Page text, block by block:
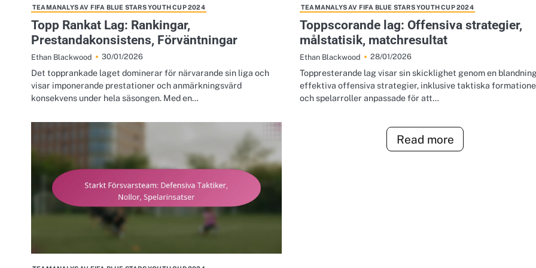
TEAMANALYS AV FIFA BLUE STARS YOUTH CUP 2024
Topp Rankat Lag: Rankingar,
Prestandakonsistens, Förväntningar
Ethan Blackwood 30/01/2026
Det topprankade laget dominerar för närvarande sin liga och
visar imponerande prestationer och anmärkningsvärd
konsekvens under hela säsongen. Med en…
TEAMANALYS AV FIFA BLUE STARS YOUTH CUP 2024
Toppscorande lag: Offensiva strategier,
målstatisik, matchresultat
Ethan Blackwood 28/01/2026
Toppresterande lag visar sin skicklighet genom en
effektiva offensiva strategier, inklusive taktiska
och spelarroller anpassade för att…
Read more